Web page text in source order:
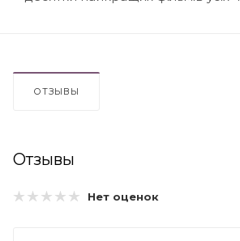
ОТЗЫВЫ
Отзывы
Нет оценок